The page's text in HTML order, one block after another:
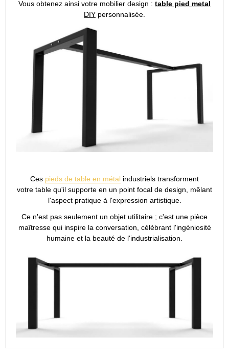
Vous obtenez ainsi votre mobilier design : table pied metal
DIY personnalisée.
Ces pieds de table en métal industriels transforment
votre table qu'il supporte en un point focal de design, mêlant
l'aspect pratique à l'expression artistique.
Ce n'est pas seulement un objet utilitaire ; c'est une pièce
maîtresse qui inspire la conversation, célèbrant l'ingéniosité
humaine et la beauté de l'industrialisation.